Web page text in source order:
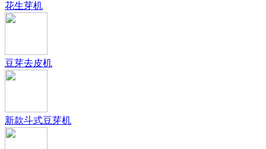
花生芽机
豆芽去皮机
新款斗式豆芽机